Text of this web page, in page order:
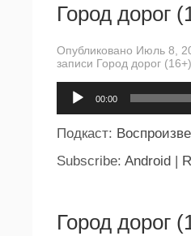
Город дорог
Опубликовано Июль 8,
записи Город дорог
00:00
Подкаст:
Subscribe: Android
Город дорог